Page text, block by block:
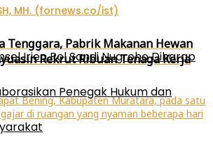
Irjen Pol Sandi Nugroho Diharap
Penegak Hukum dan
Tenggara, Pabrik Makanan Hewan
Rekrut Ribuan Tenaga Kerja